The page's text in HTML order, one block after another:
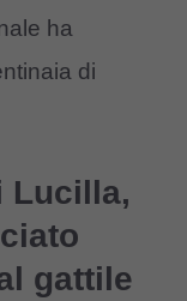
ha
di
Lucilla,
gattile